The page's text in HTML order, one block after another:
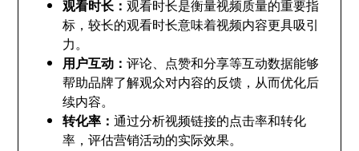
观看时长：观看时长是衡量视频质量的重要指
标，较长的观看时长意味着视频内容更具吸引
力。
用户互动：评论、点赞和分享等互动数据能够
帮助品牌了解观众对内容的反馈，从而优化后
续内容。
转化率：通过分析视频链接的点击率和转化
率，评估营销活动的实际效果。